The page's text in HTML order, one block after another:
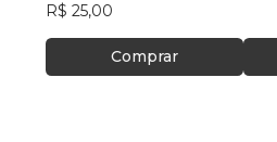
R$ 25,00
Comprar